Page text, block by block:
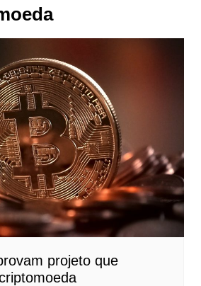
projeto que